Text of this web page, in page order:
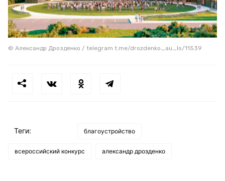
© Александр Дрозденко / telegram t.me/drozdenko_au_lo/11539
Теги: благоустройство
всероссийский конкурс александр дрозденко